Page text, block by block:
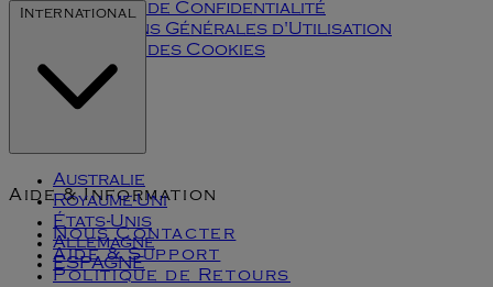
Politique de Confidentialité
Conditions Générales d'Utilisation
Politique des Cookies
Klarna
International
Australie
Royaume-Uni
États-Unis
Allemagne
ESPAGNE
Aide & Information
Nous Contacter
Aide & Support
Politique de Retours